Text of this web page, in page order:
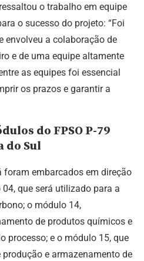
o trabalho em equipe
o sucesso do projeto: “Foi
envolveu a colaboração de
e de uma equipe altamente
as equipes foi essencial
os prazos e garantir a
do FPSO P-79
do Sul
foram embarcados em direção
que será utilizado para a
o módulo 14,
de produtos químicos e
processo; e o módulo 15, que
e armazenamento de